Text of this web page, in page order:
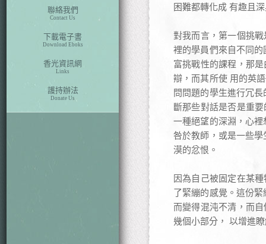
聯絡我們
Contact Us
下載電子書
Download Eboks
香光資訊網
Links
護持辦法
Donate Us
困難都轉化成 有趣且
對我而言，第一個挑
裡的學員們來自不同
富挑戰性的課程，那
辯，而其所使 用的英
問問題的學生進行冗
斷那些對話是否是重
一種絕望的深淵，心
咎於教師，或是一些
漠的忿恨。
因為自己被固定在某
了緊繃的感覺。這份
而變得混沌不清，而
幾個小部分， 以增進